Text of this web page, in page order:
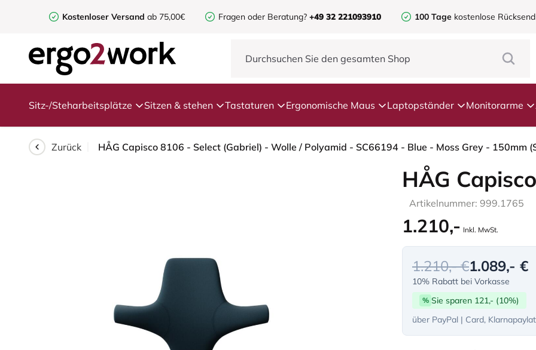
Kostenloser Versand ab 75,00€ Fragen oder Beratung? +49 32 221093910 100 Tage kostenlose
Sitz-/Steharbeitsplätze Sitzen & stehen Tastaturen Ergonomische Maus Laptopständer Monitorarme
Zurück HÅG Capisco 8106 - Select (Gabriel) - Wolle / Polyamid - SC66194 - Blue - Moss Grey - 150mm
HÅG
Artikelnummer: 999.1765
1.210,- Inkl. MwSt.
1.210,- €1.089,- €
10% Rabatt bei Vorkasse
% Sie sparen 121,- (10%)
über PayPal | Card,